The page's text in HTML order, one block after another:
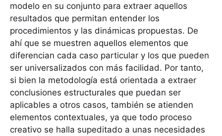
modelo en su conjunto para extraer aquellos
resultados que permitan entender los
procedimientos y las dinámicas propuestas. De
ahí que se muestren aquellos elementos que
diferencian cada caso particular y los que pueden
ser universalizados con más facilidad. Por tanto,
si bien la metodología está orientada a extraer
conclusiones estructurales que puedan ser
aplicables a otros casos, también se atienden
elementos contextuales, ya que todo proceso
creativo se halla supeditado a unas necesidades